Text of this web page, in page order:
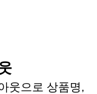
웃으로 상품명,